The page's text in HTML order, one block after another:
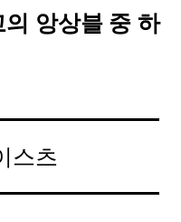
의 앙상블 중 하
스츠